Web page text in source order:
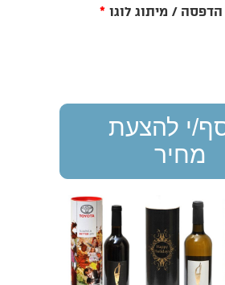
/ מיתוג לוגו *
י להצעת
מחיר